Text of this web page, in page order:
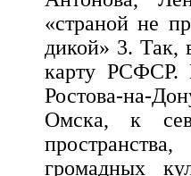
«страной не
дикой» 3. Так,
карту РСФСР.
Ростова-на-
Омска, к
громадных